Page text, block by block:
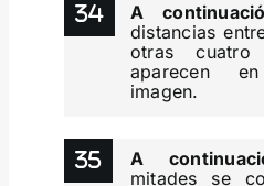
A
distancias
otras cuatro
aparecen
imagen.
A
mitades se